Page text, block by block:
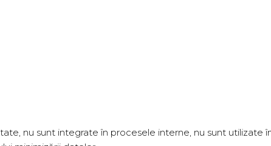
nu sunt integrate în procesele interne, nu sunt utilizate